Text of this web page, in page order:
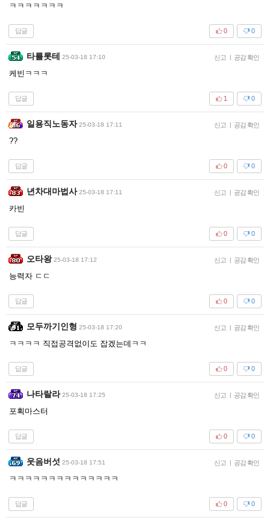
ㅋㅋㅋㅋㅋㅋㅋ
답글 0
0
타를롯테 25-03-18 17:10 신고 | 공감 확인
케빈ㅋㅋㅋ
답글 0
1
일용직노동자 25-03-18 17:11 신고 | 공감 확인
??
답글 0
0
년차대마법사 25-03-18 17:11 신고 | 공감 확인
카빈
답글 0
0
오타왕 25-03-18 17:12 신고 | 공감 확인
능력자 ㄷㄷ
답글 0
0
모두까기인형 25-03-18 17:20 신고 | 공감 확인
ㅋㅋㅋㅋ 직접공격없이도 잡겠는데ㅋㅋ
답글 0
0
나타랄라 25-03-18 17:25 신고 | 공감 확인
포획마스터
답글 0
0
웃음버섯 25-03-18 17:51 신고 | 공감 확인
ㅋㅋㅋㅋㅋㅋㅋㅋㅋㅋㅋㅋㅋㅋ
답글 0
0